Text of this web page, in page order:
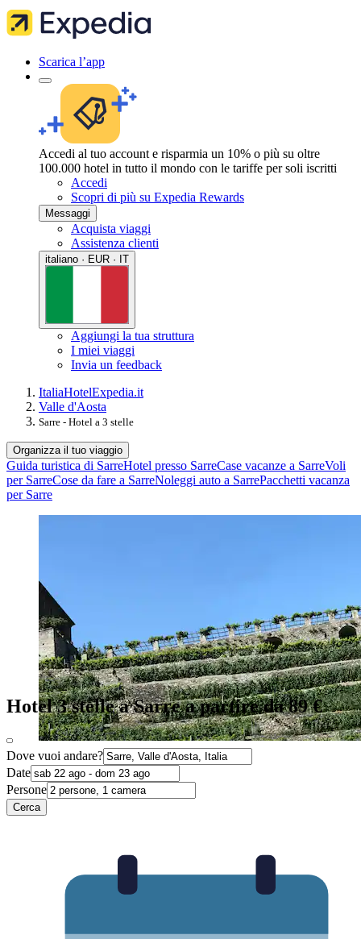
Scarica l’app
Accedi al tuo account e risparmia un 10% o più su oltre
100.000 hotel in tutto il mondo con le tariffe per soli iscritti
Accedi
Scopri di più su Expedia Rewards
Messaggi
Acquista viaggi
Assistenza clienti
italiano · EUR · IT
Aggiungi la tua struttura
I miei viaggi
Invia un feedback
ItaliaHotelExpedia.it
Valle d'Aosta
Sarre - Hotel a 3 stelle
Organizza il tuo viaggio
Guida turistica di SarreHotel presso SarreCase vacanze a SarreVoli
per SarreCose da fare a SarreNoleggi auto a SarrePacchetti vacanza
per Sarre
Hotel 3 stelle a Sarre a partire da 89 €
Dove vuoi andare?
Date
Persone
Cerca